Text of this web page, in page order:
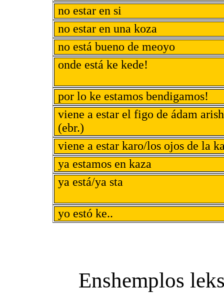
no estar en si
no estar en una koza
no está bueno de meoyo
onde está ke kede!
por lo ke estamos bendigamos!
viene a estar el figo de ádam
(ebr.)
viene a estar karo/los ojos de la
ya estamos en kaza
ya está/ya sta
yo estó ke..